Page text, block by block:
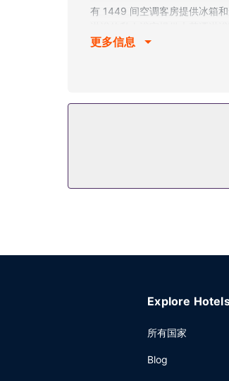
有 1449 间空调客房提供冰箱
物业设施
喝一杯，放松一下。每天
特色服务/设施包括免费高速
更多信息
Explore
所有国家
Blog